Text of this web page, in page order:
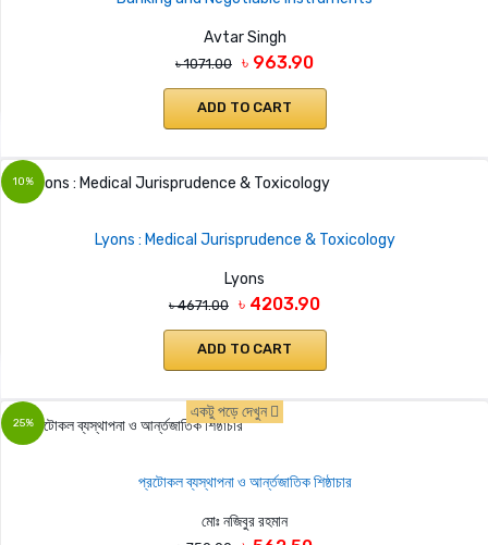
Avtar Singh
৳ 1071.00 ৳ 963.90
ADD TO CART
10%
Lyons : Medical Jurisprudence & Toxicology
Lyons
৳ 4671.00 ৳ 4203.90
ADD TO CART
25%
একটু পড়ে দেখুন
প্রটোকল ব্যস্থাপনা ও আর্ন্তজাতিক শিষ্ঠাচার
মোঃ নজিবুর রহমান